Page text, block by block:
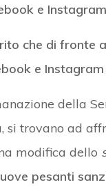
e
che di fronte
e Instagram
della
si trovano ad
modifica dello
pesanti